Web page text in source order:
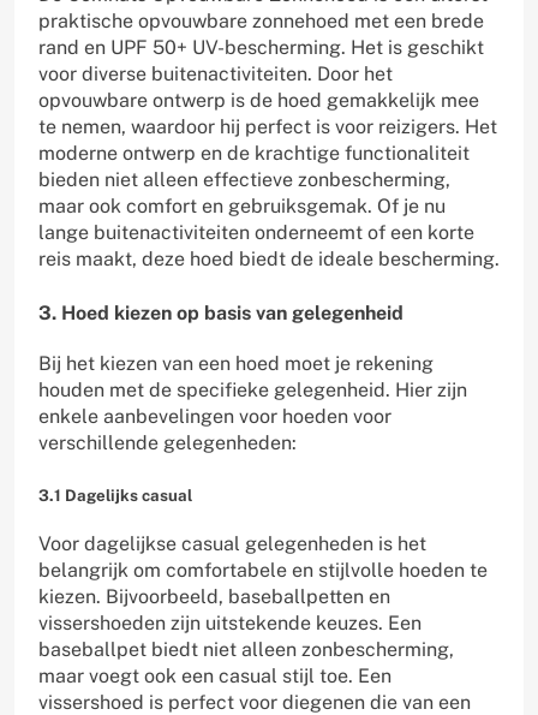
praktische opvouwbare zonnehoed met een brede
rand en UPF 50+ UV-bescherming. Het is geschikt
voor diverse buitenactiviteiten. Door het
opvouwbare ontwerp is de hoed gemakkelijk mee
te nemen, waardoor hij perfect is voor reizigers. Het
moderne ontwerp en de krachtige functionaliteit
bieden niet alleen effectieve zonbescherming,
maar ook comfort en gebruiksgemak. Of je nu
lange buitenactiviteiten onderneemt of een korte
reis maakt, deze hoed biedt de ideale bescherming.
3. Hoed kiezen op basis van gelegenheid
Bij het kiezen van een hoed moet je rekening
houden met de specifieke gelegenheid. Hier zijn
enkele aanbevelingen voor hoeden voor
verschillende gelegenheden:
3.1 Dagelijks casual
Voor dagelijkse casual gelegenheden is het
belangrijk om comfortabele en stijlvolle hoeden te
kiezen. Bijvoorbeeld, baseballpetten en
vissershoeden zijn uitstekende keuzes. Een
baseballpet biedt niet alleen zonbescherming,
maar voegt ook een casual stijl toe. Een
vissershoed is perfect voor diegenen die van een